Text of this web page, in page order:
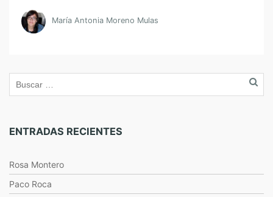
María Antonia Moreno Mulas
ENTRADAS RECIENTES
Rosa Montero
Paco Roca